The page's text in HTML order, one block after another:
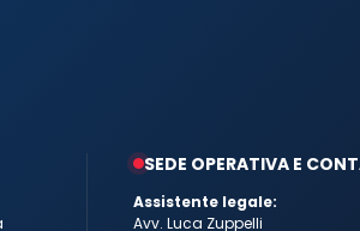
SEDE OPERATIVA E
Assistente legale:
Avv. Luca Zuppelli